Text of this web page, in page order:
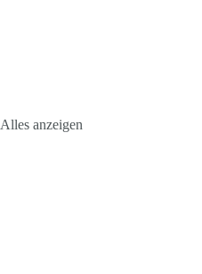
Alles anzeigen